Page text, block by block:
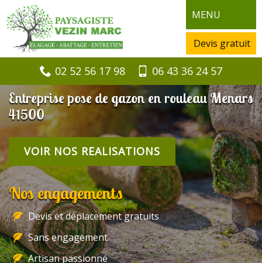
MENU
Devis gratuit
02 52 56 17 98 06 43 36 24 57
Entreprise pose de gazon en rouleau Menars
41500
VOIR NOS REALISATIONS
Nos engagements
Devis et déplacement gratuits
Sans engagement
Artisan passionné